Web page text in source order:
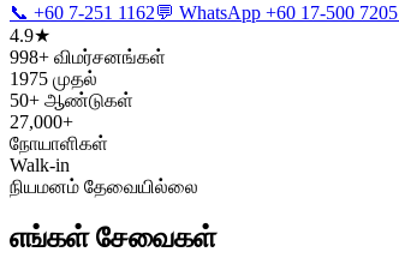
📞 +60 7-251 1162💬 WhatsApp +60 17-500 7205
4.9★
998+ விமர்சனங்கள்
1975 முதல்
50+ ஆண்டுகள்
27,000+
நோயாளிகள்
Walk-in
நியமனம் தேவையில்லை
எங்கள் சேவைகள்